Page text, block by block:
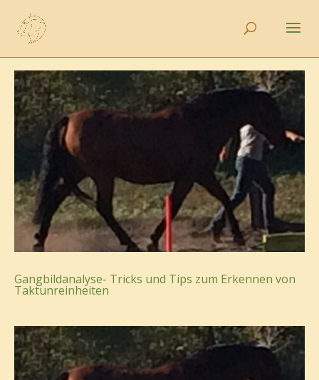
Gangbildanalyse- Tricks und Tips zum Erkennen von
Taktunreinheiten